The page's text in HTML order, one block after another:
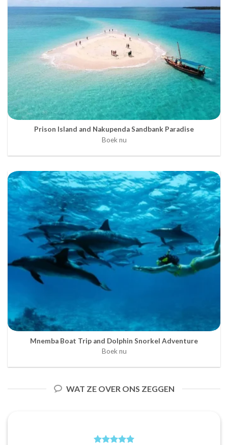
Prison Island and Nakupenda Sandbank Paradise
Boek nu
Mnemba Boat Trip and Dolphin Snorkel Adventure
Boek nu
WAT ZE OVER ONS ZEGGEN